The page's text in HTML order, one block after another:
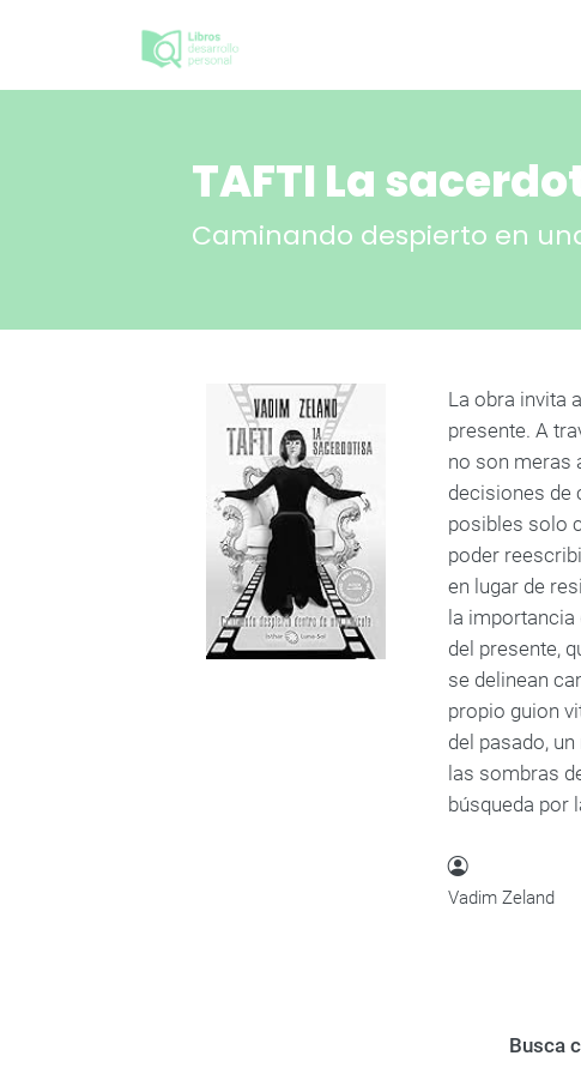
TAFTI La
Caminando despierto en
La obra invita
presente. A
no son meras
decisiones de
posibles solo
poder
en lugar de
la
del presente,
se delinean
propio guion
del pasado,
las sombras
búsqueda por
Vadim Zeland
Busca